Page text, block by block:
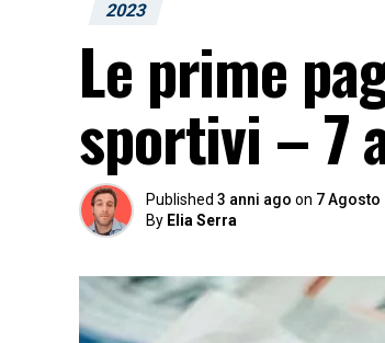
2023
Le prime
sportivi – 7
Published 3 anni ago on 7 Agosto
By Elia Serra